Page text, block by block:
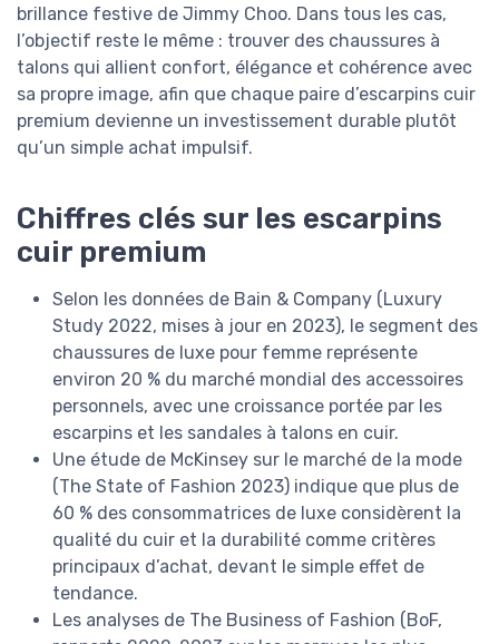
brillance festive de Jimmy Choo. Dans tous les cas,
l’objectif reste le même : trouver des chaussures à
talons qui allient confort, élégance et cohérence avec
sa propre image, afin que chaque paire d’escarpins cuir
premium devienne un investissement durable plutôt
qu’un simple achat impulsif.
Chiffres clés sur les escarpins
cuir premium
Selon les données de Bain & Company (Luxury
Study 2022, mises à jour en 2023), le segment des
chaussures de luxe pour femme représente
environ 20 % du marché mondial des accessoires
personnels, avec une croissance portée par les
escarpins et les sandales à talons en cuir.
Une étude de McKinsey sur le marché de la mode
(The State of Fashion 2023) indique que plus de
60 % des consommatrices de luxe considèrent la
qualité du cuir et la durabilité comme critères
principaux d’achat, devant le simple effet de
tendance.
Les analyses de The Business of Fashion (BoF,